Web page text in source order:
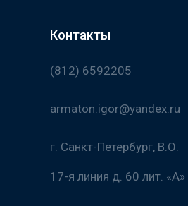
Контакты
(812) 6592205
armaton.igor@yandex.ru
г. Санкт-Петербург, В.О.
17-я линия д. 60 лит. «А»